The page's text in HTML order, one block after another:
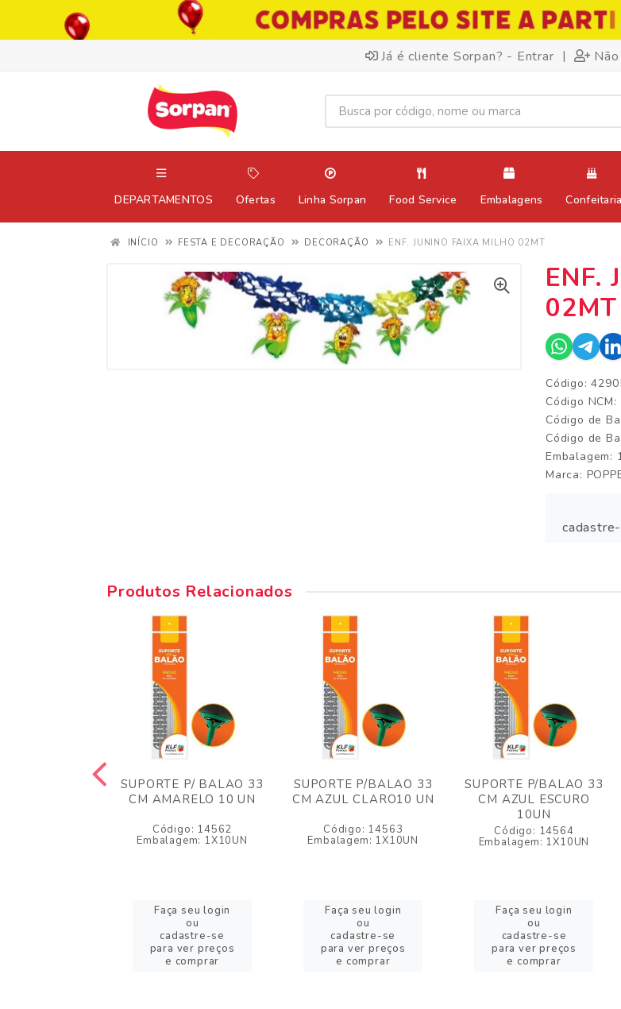
Já é cliente Sorpan? - Entrar |
DEPARTAMENTOS Ofertas Linha Sorpan Food Service Embalagens Confeitaria
INÍCIO FESTA E DECORAÇÃO DECORAÇÃO ENF. JUNINO FAIXA MILHO 02MT
ENF.
02MT
Código:
Código
Código de
Código de
Embalagem:
Marca:
Produtos Relacionados
SUPORTE P/ BALAO 33
CM AMARELO 10 UN
Código: 14562
Embalagem: 1X10UN
Faça seu login
ou
cadastre-se
para ver preços
e comprar
SUPORTE P/BALAO 33
CM AZUL CLARO10 UN
Código: 14563
Embalagem: 1X10UN
Faça seu login
ou
cadastre-se
para ver preços
e comprar
SUPORTE P/BALAO 33
CM AZUL ESCURO
10UN
Código: 14564
Embalagem: 1X10UN
Faça seu login
ou
cadastre-se
para ver preços
e comprar